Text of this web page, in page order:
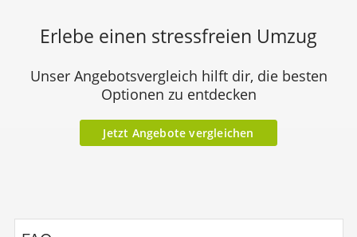
Erlebe einen stressfreien Umzug
Unser Angebotsvergleich hilft dir, die besten
Optionen zu entdecken
Jetzt Angebote vergleichen